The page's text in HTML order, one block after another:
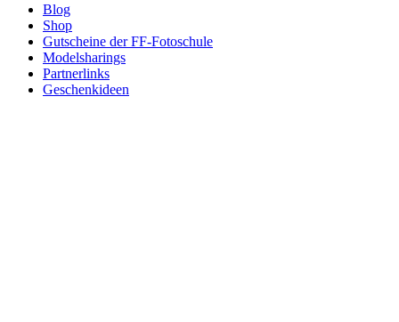
Blog
Shop
Gutscheine der FF-Fotoschule
Modelsharings
Partnerlinks
Geschenkideen